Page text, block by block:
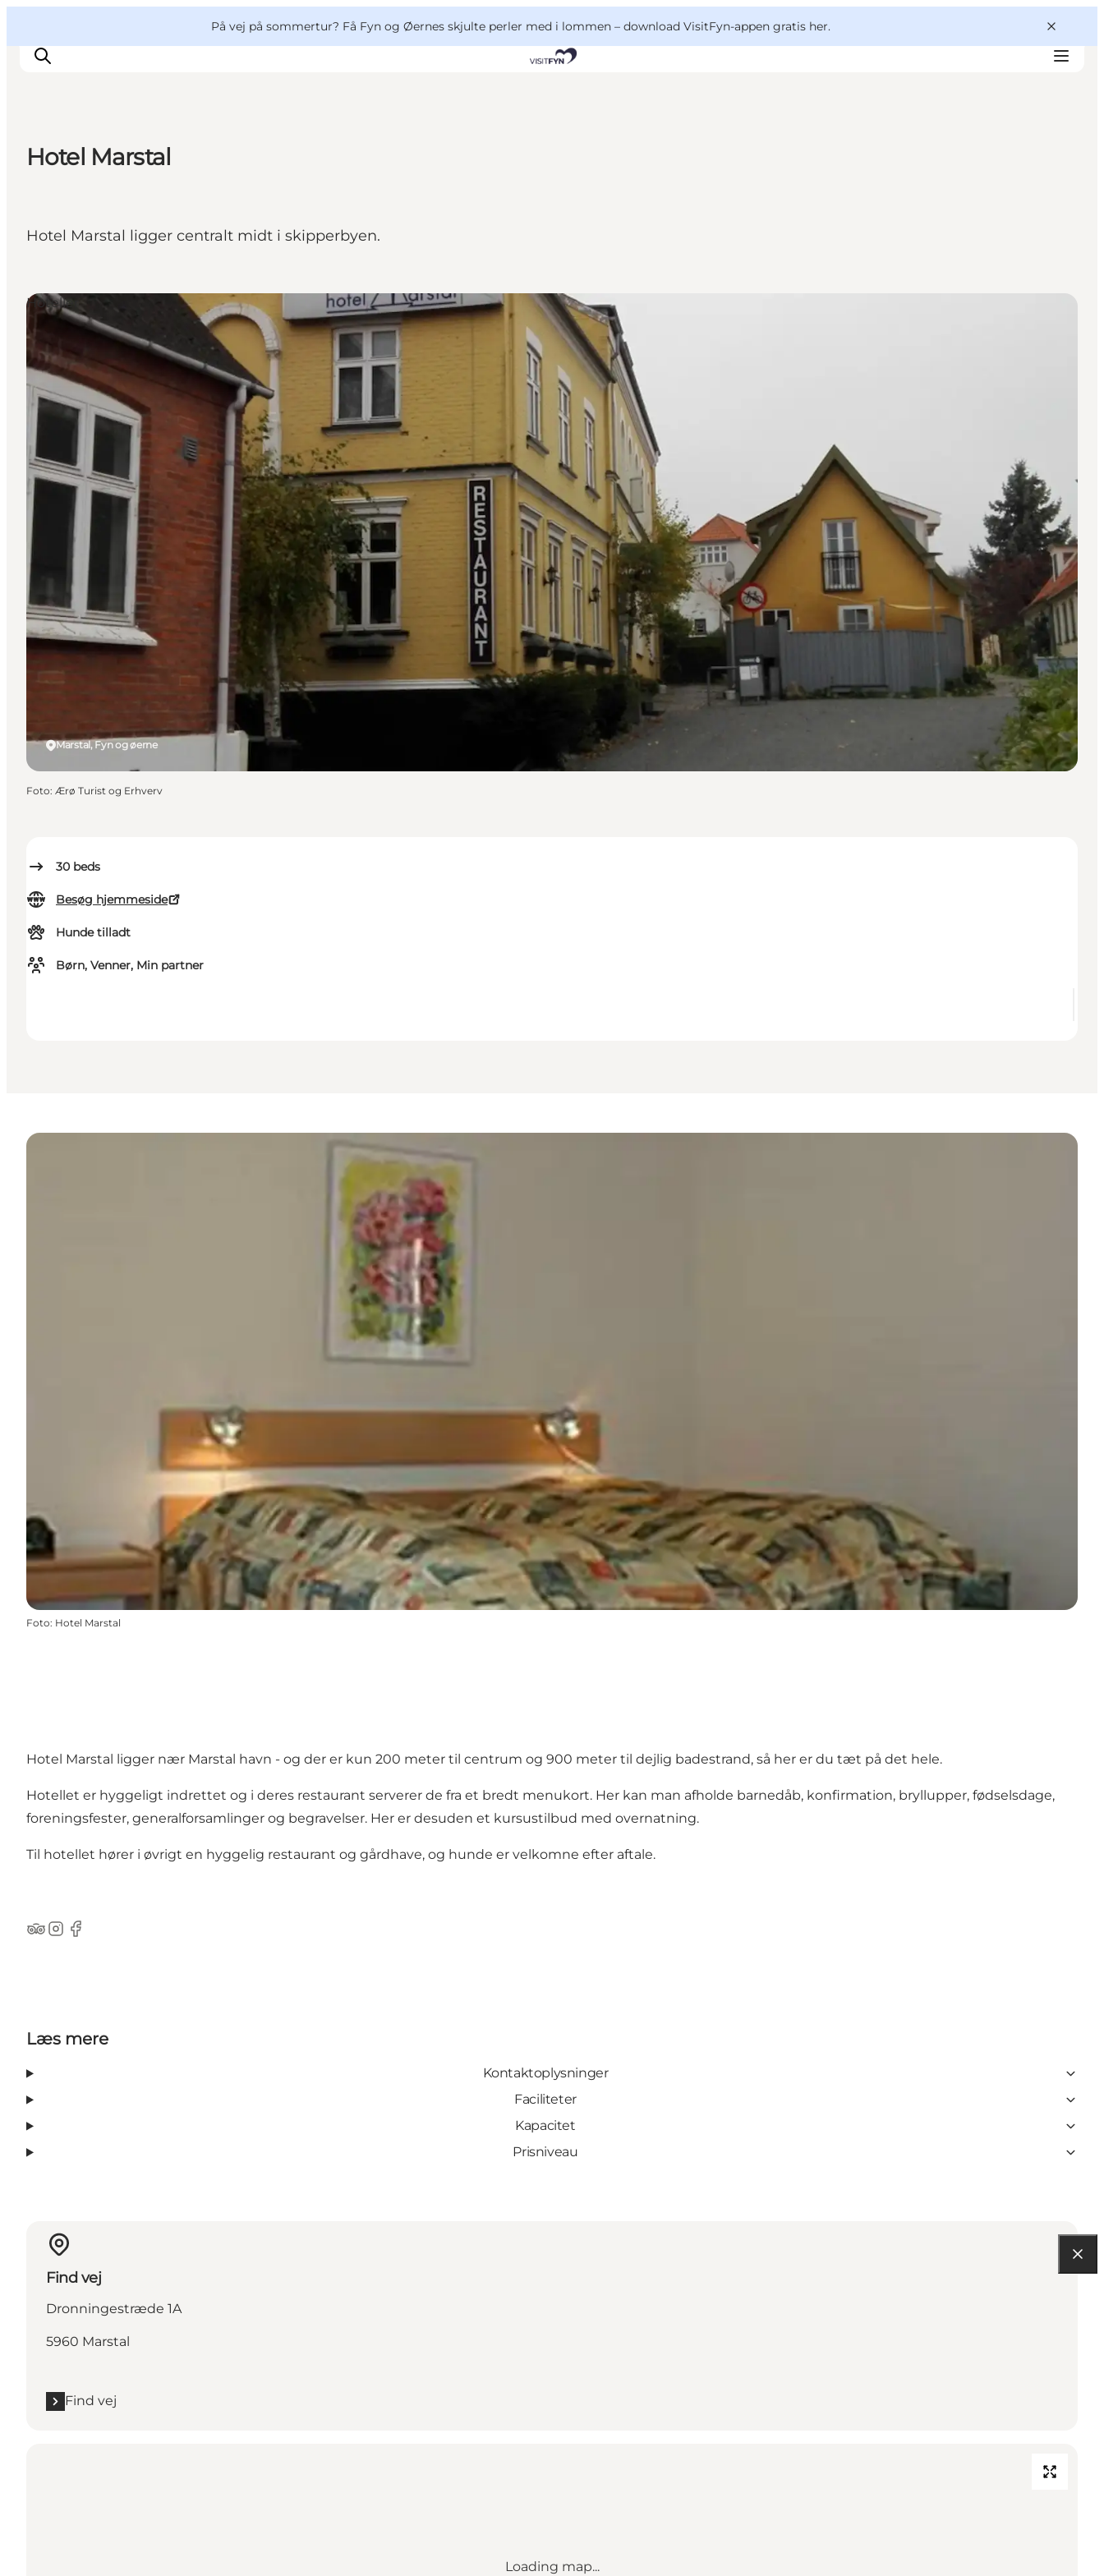
På vej på sommertur? Få Fyn og Øernes skjulte perler med i lommen – download VisitFyn-appen gratis her.
Mad og drikke
Hotel Marstal
Hotel Marstal ligger centralt midt i skipperbyen.
30 beds
Besøg hjemmeside
Hunde tilladt
Børn, Venner, Min partner
Marstal, Fyn og øerne
Hoteller
Foto: Ærø Turist og Erhverv
Foto: Hotel Marstal
Hotel Marstal ligger nær Marstal havn - og der er kun 200 meter til centrum og 900 meter til dejlig badestrand, så her er du tæt på det hele.
Hotellet er hyggeligt indrettet og i deres restaurant serverer de fra et bredt menukort. Her kan man afholde barnedåb, konfirmation, bryllupper, fødselsdage,
foreningsfester, generalforsamlinger og begravelser. Her er desuden et kursustilbud med overnatning.
Til hotellet hører i øvrigt en hyggelig restaurant og gårdhave, og hunde er velkomne efter aftale.
Tripadvisor
Instagram
Facebook
Læs mere
Kontaktoplysninger
Faciliteter
Kapacitet
Prisniveau
Find vej
Dronningestræde 1A
5960 Marstal
Find vej
Loading map...